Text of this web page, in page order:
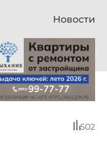
Новости
502